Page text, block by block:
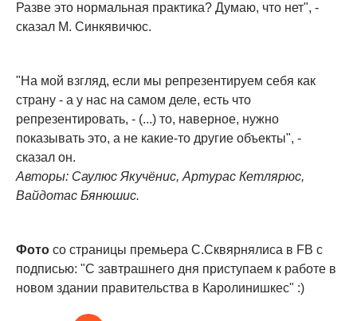
Разве это нормальная практика? Думаю, что нет", -
сказал М. Синкявичюс.
"На мой взгляд, если мы репрезентируем себя как
страну - а у нас на самом деле, есть что
репрезентировать, - (...) то, наверное, нужно
показывать это, а не какие-то другие объекты", -
сказал он.
Авторы: Саулюс Якучёнис, Артурас Кетлярюс,
Вайдотас Бянюшис.
Фото со страницы премьера С.Сквярнялиса в FB с
подписью: "С завтрашнего дня приступаем к работе в
новом здании правительства в Каролинишкес" :)